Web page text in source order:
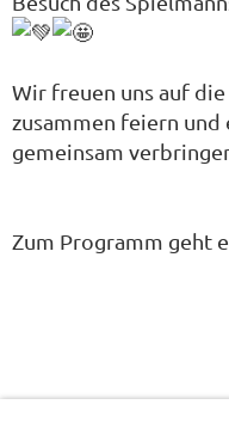
Wir freuen uns auf die
zusammen feiern und
gemeinsam
Zum Programm geht